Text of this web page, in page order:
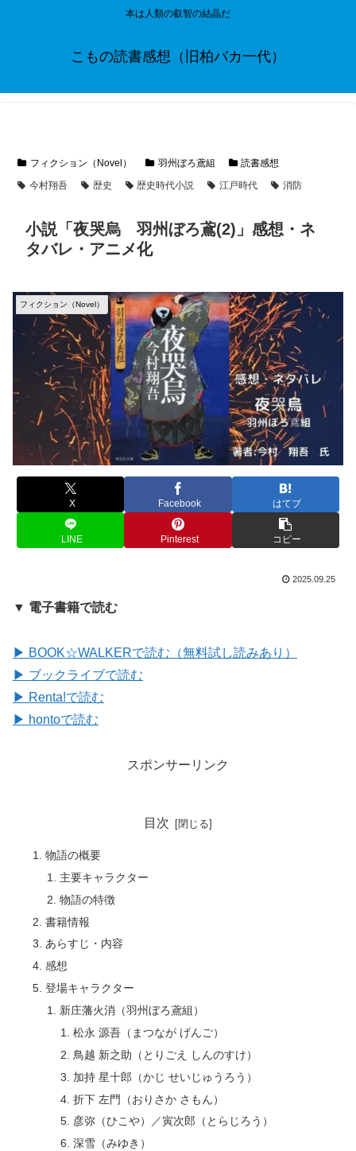
本は人類の叡智の結晶だ
こもの読書感想（旧柏バカ一代）
フィクション（Novel） 羽州ぼろ鳶組
読書感想
今村翔吾
歴史 歴史時代小説 江戸時代 消防
小説「夜哭烏 羽州ぼろ鳶(2)」感想・ネ
タバレ・アニメ化
フィクション（Novel）
X Facebook はてブ
LINE Pinterest コピー
2025.09.25
▼ 電子書籍で読む
▶ BOOK☆WALKERで読む（無料試し読みあり）
▶ ブックライブで読む
▶ Renta!で読む
▶ hontoで読む
スポンサーリンク
目次
物語の概要
主要キャラクター
物語の特徴
書籍情報
あらすじ・内容
感想
登場キャラクター
新庄藩火消（羽州ぼろ鳶組）
松永 源吾（まつなが げんご）
鳥越 新之助（とりごえ しんのすけ）
加持 星十郎（かじ せいじゅうろう）
折下 左門（おりさか さもん）
彦弥（ひこや）／寅次郎（とらじろう）
深雪（みゆき）